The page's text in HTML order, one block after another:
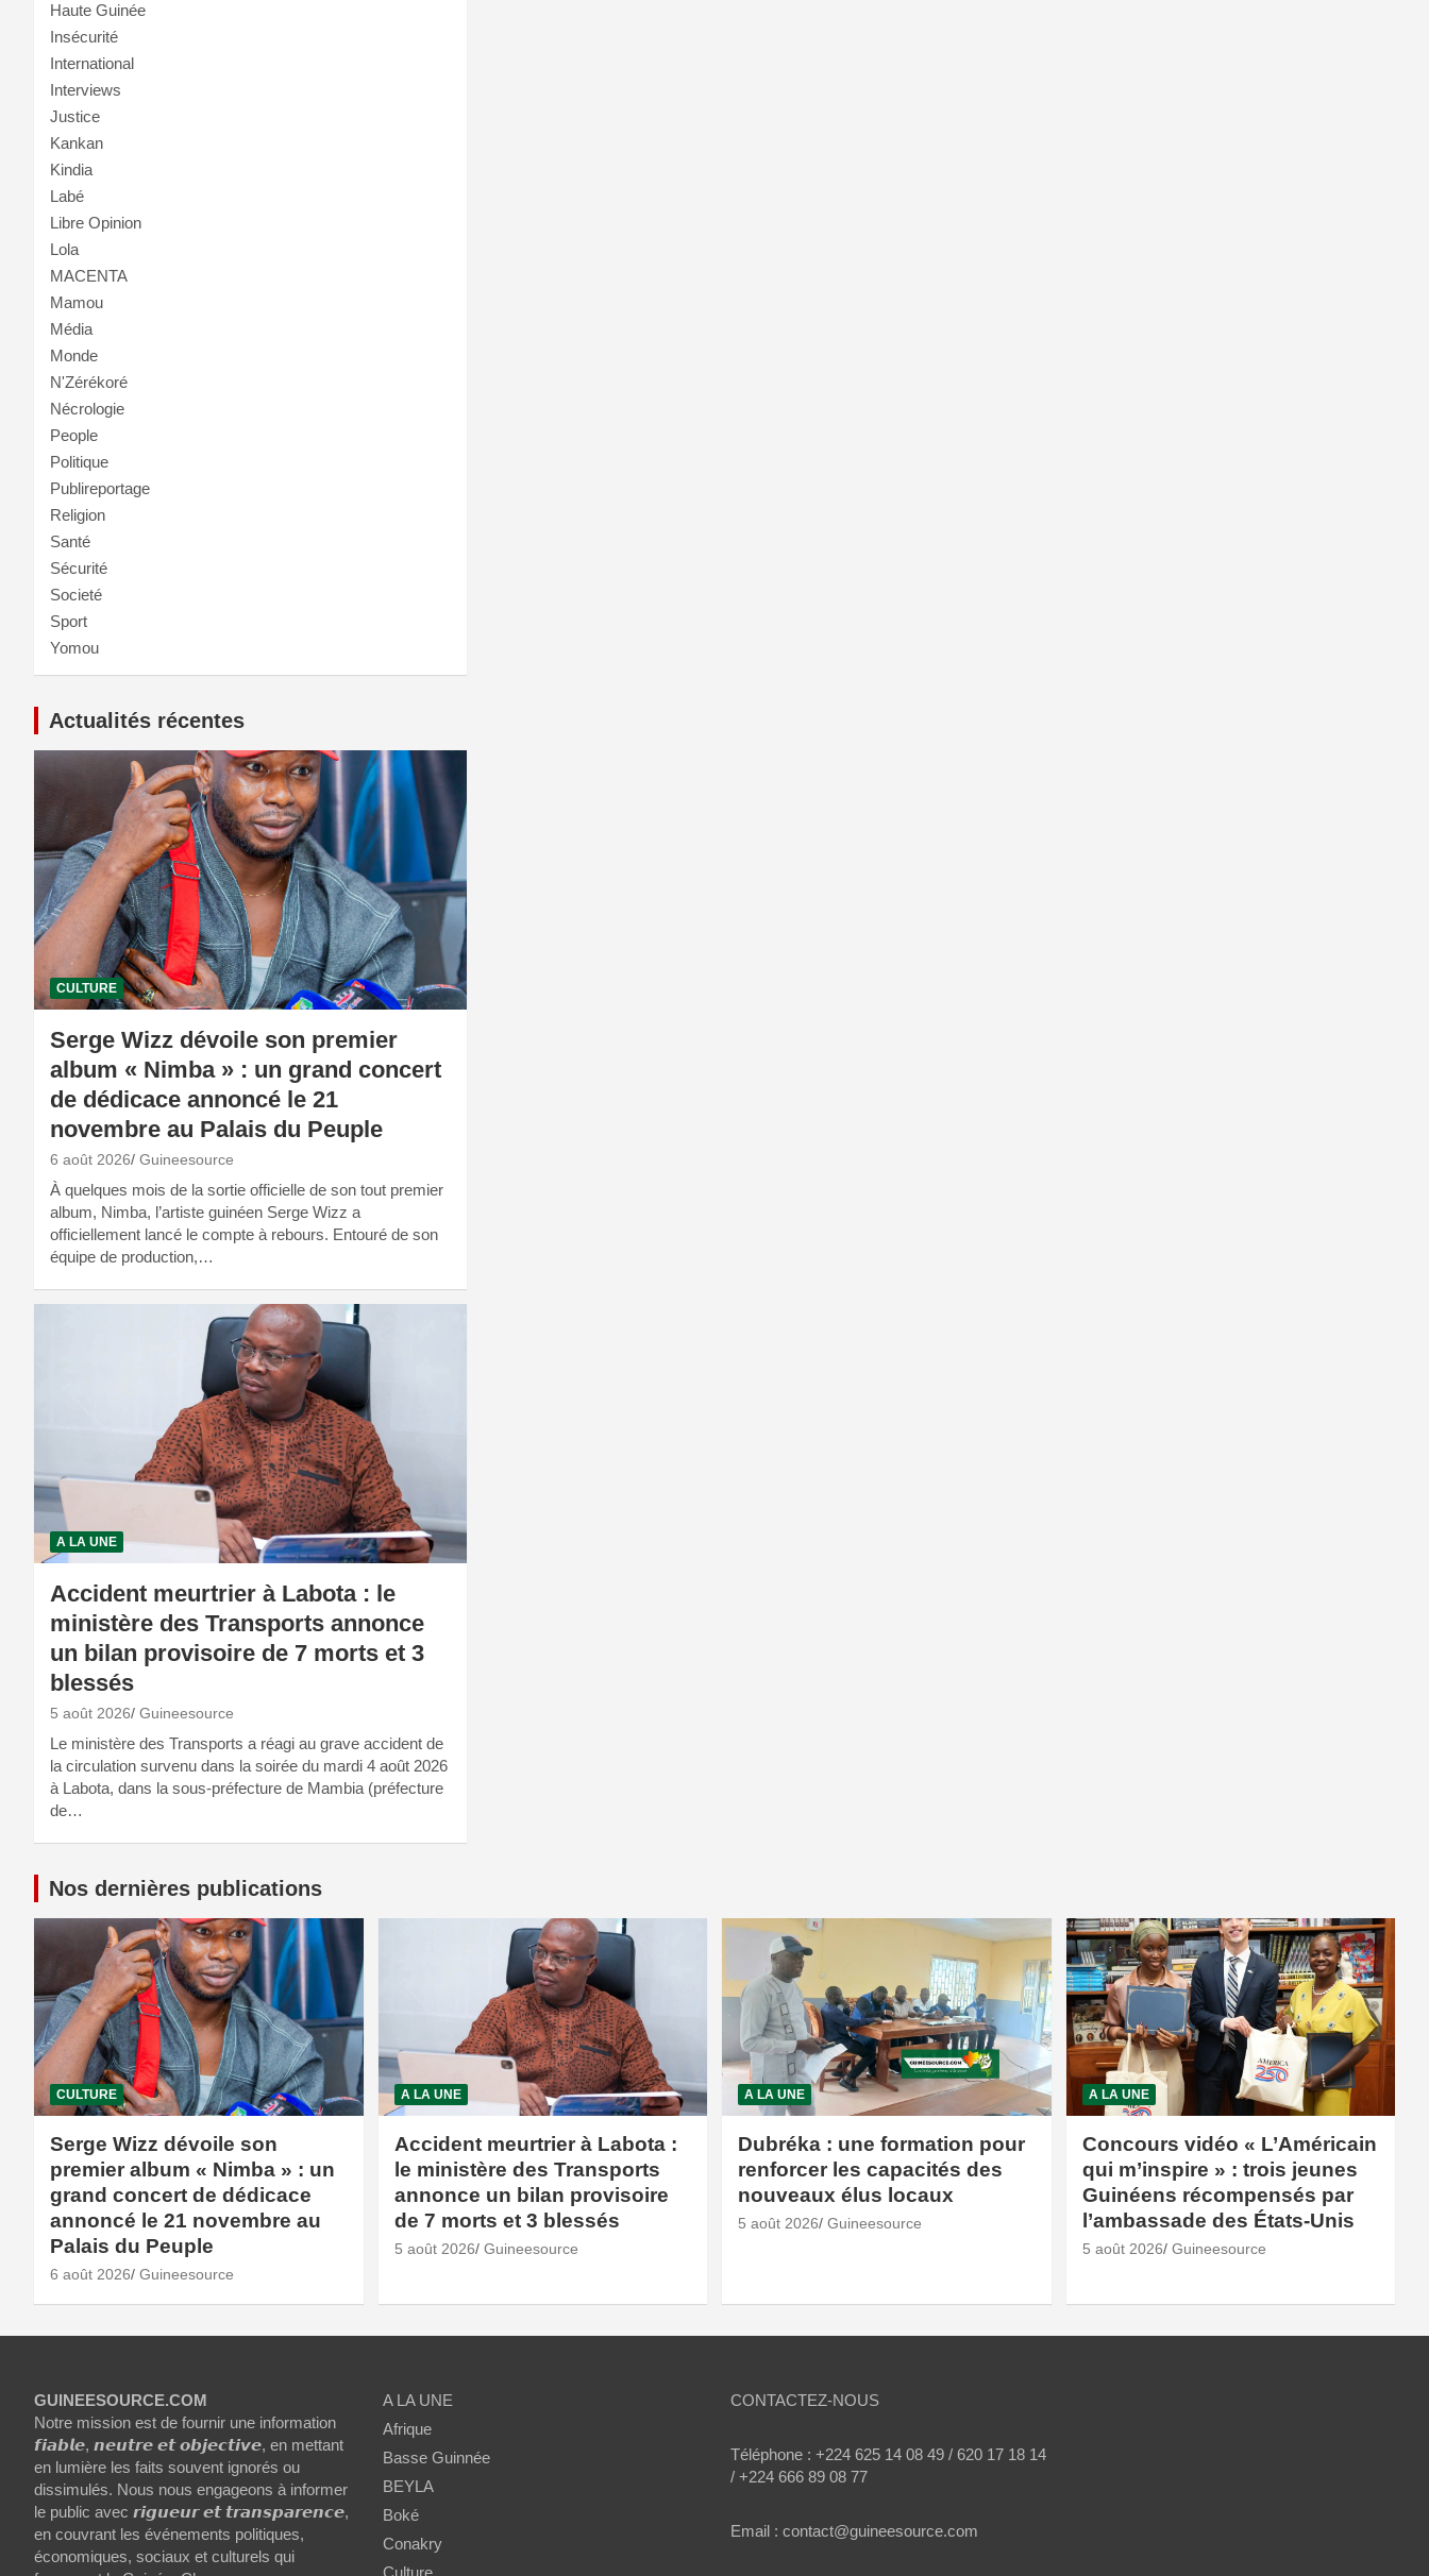
Haute Guinée
Insécurité
International
Interviews
Justice
Kankan
Kindia
Labé
Libre Opinion
Lola
MACENTA
Mamou
Média
Monde
N'Zérékoré
Nécrologie
People
Politique
Publireportage
Religion
Santé
Sécurité
Societé
Sport
Yomou
Actualités récentes
CULTURE
Serge Wizz dévoile son premier
album « Nimba » : un grand concert
de dédicace annoncé le 21
novembre au Palais du Peuple
6 août 2026 Guineesource
À quelques mois de la sortie officielle de son tout premier
album, Nimba, l’artiste guinéen Serge Wizz a
officiellement lancé le compte à rebours. Entouré de son
équipe de production,…
A LA UNE
Accident meurtrier à Labota : le
ministère des Transports annonce
un bilan provisoire de 7 morts et 3
blessés
5 août 2026 Guineesource
Le ministère des Transports a réagi au grave accident de
la circulation survenu dans la soirée du mardi 4 août 2026
à Labota, dans la sous-préfecture de Mambia (préfecture
de…
Nos dernières publications
CULTURE
Serge Wizz dévoile son
premier album « Nimba » : un
grand concert de dédicace
annoncé le 21 novembre au
Palais du Peuple
6 août 2026 Guineesource
A LA UNE
Accident meurtrier à Labota :
le ministère des Transports
annonce un bilan provisoire
de 7 morts et 3 blessés
5 août 2026 Guineesource
A LA UNE
Dubréka : une formation pour
renforcer les capacités des
nouveaux élus locaux
5 août 2026 Guineesource
A LA UNE
Concours vidéo « L’Américain
qui m’inspire » : trois jeunes
Guinéens récompensés par
l’ambassade des États-Unis
5 août 2026 Guineesource
GUINEESOURCE.COM
Notre mission est de fournir une information
𝙛𝙞𝙖𝙗𝙡𝙚, 𝙣𝙚𝙪𝙩𝙧𝙚 𝙚𝙩 𝙤𝙗𝙟𝙚𝙘𝙩𝙞𝙫𝙚, en mettant
en lumière les faits souvent ignorés ou
dissimulés. Nous nous engageons à informer
le public avec 𝙧𝙞𝙜𝙪𝙚𝙪𝙧 𝙚𝙩 𝙩𝙧𝙖𝙣𝙨𝙥𝙖𝙧𝙚𝙣𝙘𝙚,
en couvrant les événements politiques,
économiques, sociaux et culturels qui
A LA UNE
Afrique
Basse Guinnée
BEYLA
Boké
Conakry
Culture
CONTACTEZ-NOUS
Téléphone : +224 625 14 08 49 / 620 17 18 14
/ +224 666 89 08 77
Email : contact@guineesource.com